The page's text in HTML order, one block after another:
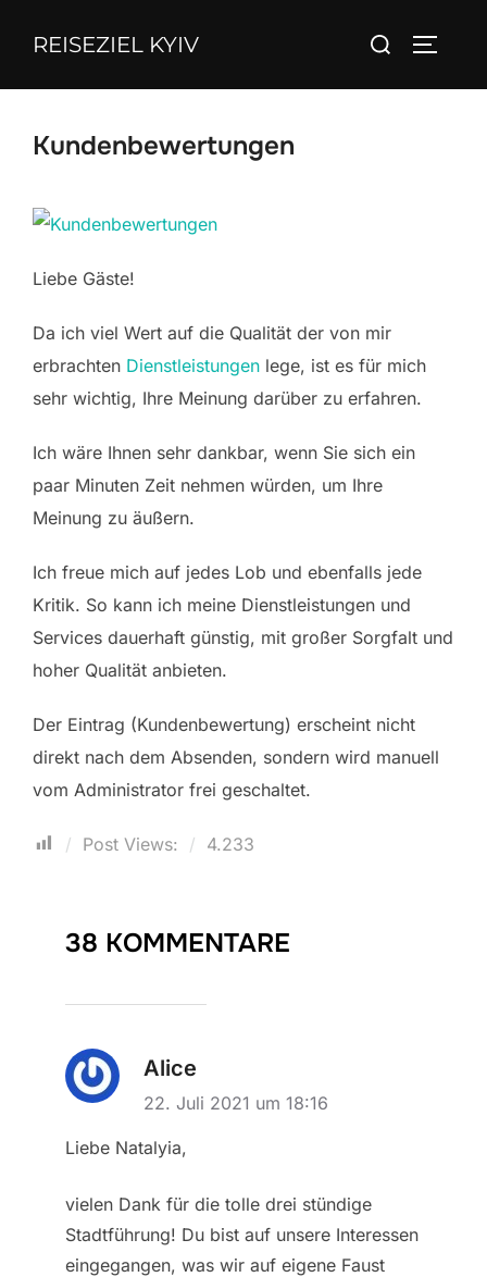
InhaltREISEZIEL KYIV
Suchen
Kundenbewertungen
Liebe Gäste!
Da ich viel Wert auf die Qualität der von mir
erbrachten Dienstleistungen lege, ist es für mich
sehr wichtig, Ihre Meinung darüber zu erfahren.
Ich wäre Ihnen sehr dankbar, wenn Sie sich ein
paar Minuten Zeit nehmen würden, um Ihre
Meinung zu äußern.
Ich freue mich auf jedes Lob und ebenfalls jede
Kritik. So kann ich meine Dienstleistungen und
Services dauerhaft günstig, mit großer Sorgfalt und
hoher Qualität anbieten.
Der Eintrag (Kundenbewertung) erscheint nicht
direkt nach dem Absenden, sondern wird manuell
vom Administrator frei geschaltet.
Post Views: 4.233
38 KOMMENTARE
Alice
22. Juli 2021 um 18:16
Liebe Natalyia,
vielen Dank für die tolle drei stündige
Stadtführung! Du bist auf unsere Interessen
eingegangen, was wir auf eigene Faust